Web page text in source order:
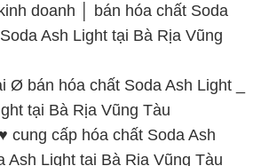
doanh │ bán hóa chất Soda
Ash Light tại Bà Rịa Vũng
Ø bán hóa chất Soda Ash Light _
tại Bà Rịa Vũng Tàu
cung cấp hóa chất Soda Ash
Ash Light tại Bà Rịa Vũng Tàu